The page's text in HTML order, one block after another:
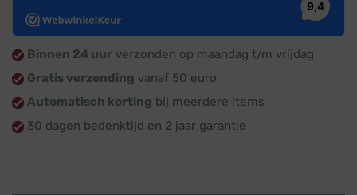
Binnen 24 uur verzonden op maandag t/m vrijdag
Gratis verzending vanaf 50 euro
Automatisch korting bij meerdere items
30 dagen bedenktijd en 2 jaar garantie